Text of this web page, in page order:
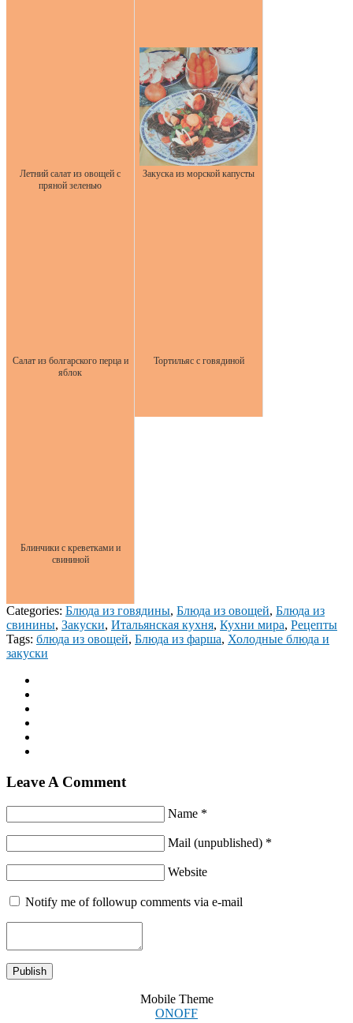
Летний салат из овощей с
пряной зеленью
Закуска из морской капусты
Салат из болгарского перца и
яблок
Тортильяс с говядиной
Блинчики с креветками и
свининой
Categories: Блюда из говядины, Блюда из овощей, Блюда из
свинины, Закуски, Итальянская кухня, Кухни мира, Рецепты
Tags: блюда из овощей, Блюда из фарша, Холодные блюда и
закуски
Leave A Comment
Name *
Mail (unpublished) *
Website
Notify me of followup comments via e-mail
Mobile Theme
ONOFF